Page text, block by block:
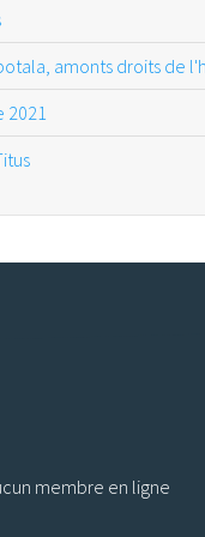
amonts droits de
2021
membre en ligne